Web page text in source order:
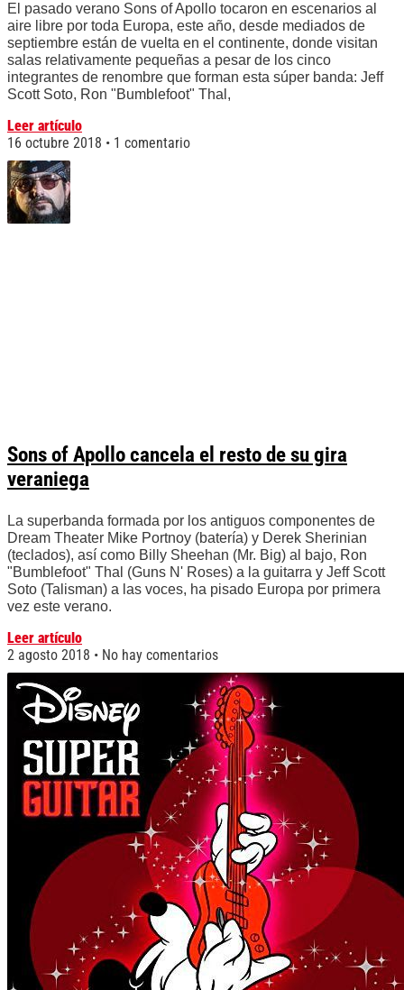
El pasado verano Sons of Apollo tocaron en escenarios al
aire libre por toda Europa, este año, desde mediados de
septiembre están de vuelta en el continente, donde visitan
salas relativamente pequeñas a pesar de los cinco
integrantes de renombre que forman esta súper banda: Jeff
Scott Soto, Ron "Bumblefoot" Thal,
Leer artículo
16 octubre 2018
1 comentario
Sons of Apollo cancela el resto de su gira
veraniega
La superbanda formada por los antiguos componentes de
Dream Theater Mike Portnoy (batería) y Derek Sherinian
(teclados), así como Billy Sheehan (Mr. Big) al bajo, Ron
"Bumblefoot" Thal (Guns N' Roses) a la guitarra y Jeff Scott
Soto (Talisman) a las voces, ha pisado Europa por primera
vez este verano.
Leer artículo
2 agosto 2018
No hay comentarios